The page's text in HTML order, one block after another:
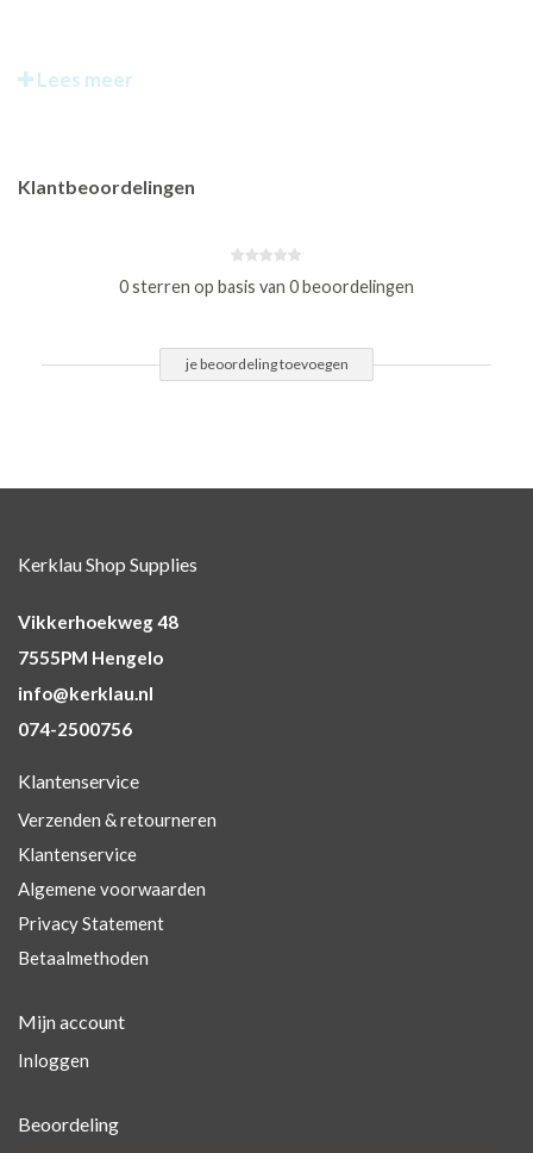
Lees meer
Klantbeoordelingen
0 sterren op basis van 0 beoordelingen
je beoordeling toevoegen
Kerklau Shop Supplies
Vikkerhoekweg 48
7555PM Hengelo
info@kerklau.nl
074-2500756
Klantenservice
Verzenden & retourneren
Klantenservice
Algemene voorwaarden
Privacy Statement
Betaalmethoden
Mijn account
Inloggen
Beoordeling